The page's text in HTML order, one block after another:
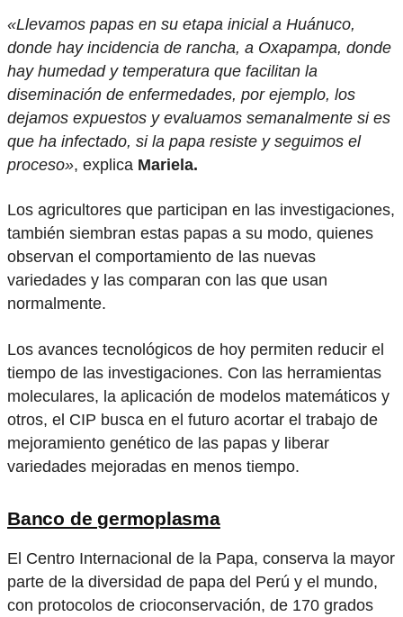
«Llevamos papas en su etapa inicial a Huánuco,
donde hay incidencia de rancha, a Oxapampa, donde
hay humedad y temperatura que facilitan la
diseminación de enfermedades, por ejemplo, los
dejamos expuestos y evaluamos semanalmente si es
que ha infectado, si la papa resiste y seguimos el
proceso», explica Mariela.
Los agricultores que participan en las investigaciones,
también siembran estas papas a su modo, quienes
observan el comportamiento de las nuevas
variedades y las comparan con las que usan
normalmente.
Los avances tecnológicos de hoy permiten reducir el
tiempo de las investigaciones. Con las herramientas
moleculares, la aplicación de modelos matemáticos y
otros, el CIP busca en el futuro acortar el trabajo de
mejoramiento genético de las papas y liberar
variedades mejoradas en menos tiempo.
Banco de germoplasma
El Centro Internacional de la Papa, conserva la mayor
parte de la diversidad de papa del Perú y el mundo,
con protocolos de crioconservación, de 170 grados